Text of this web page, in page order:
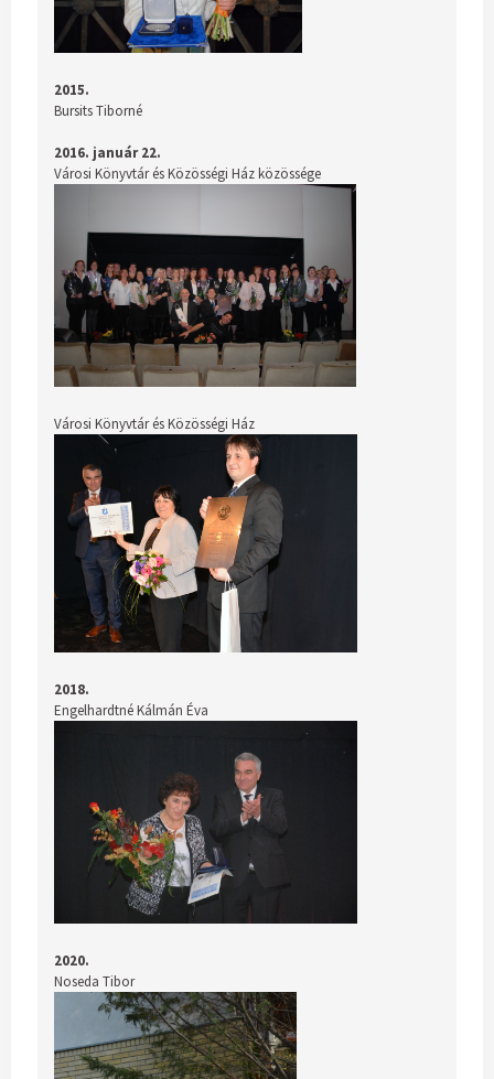
2015.
Bursits Tiborné
2016. január 22.
Városi Könyvtár és Közösségi Ház közössége
Városi Könyvtár és Közösségi Ház
2018.
Engelhardtné Kálmán Éva
2020.
Noseda Tibor